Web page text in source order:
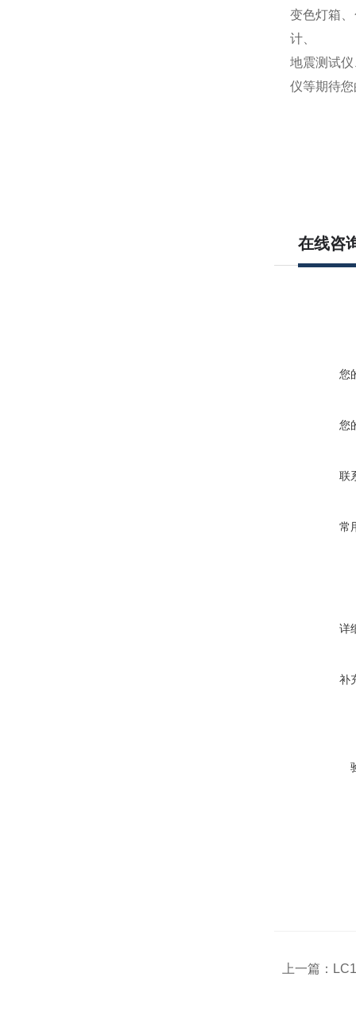
变色灯箱
计、
地震测试
仪等期待
在线咨
您
您
联
常
详
补
上一篇：